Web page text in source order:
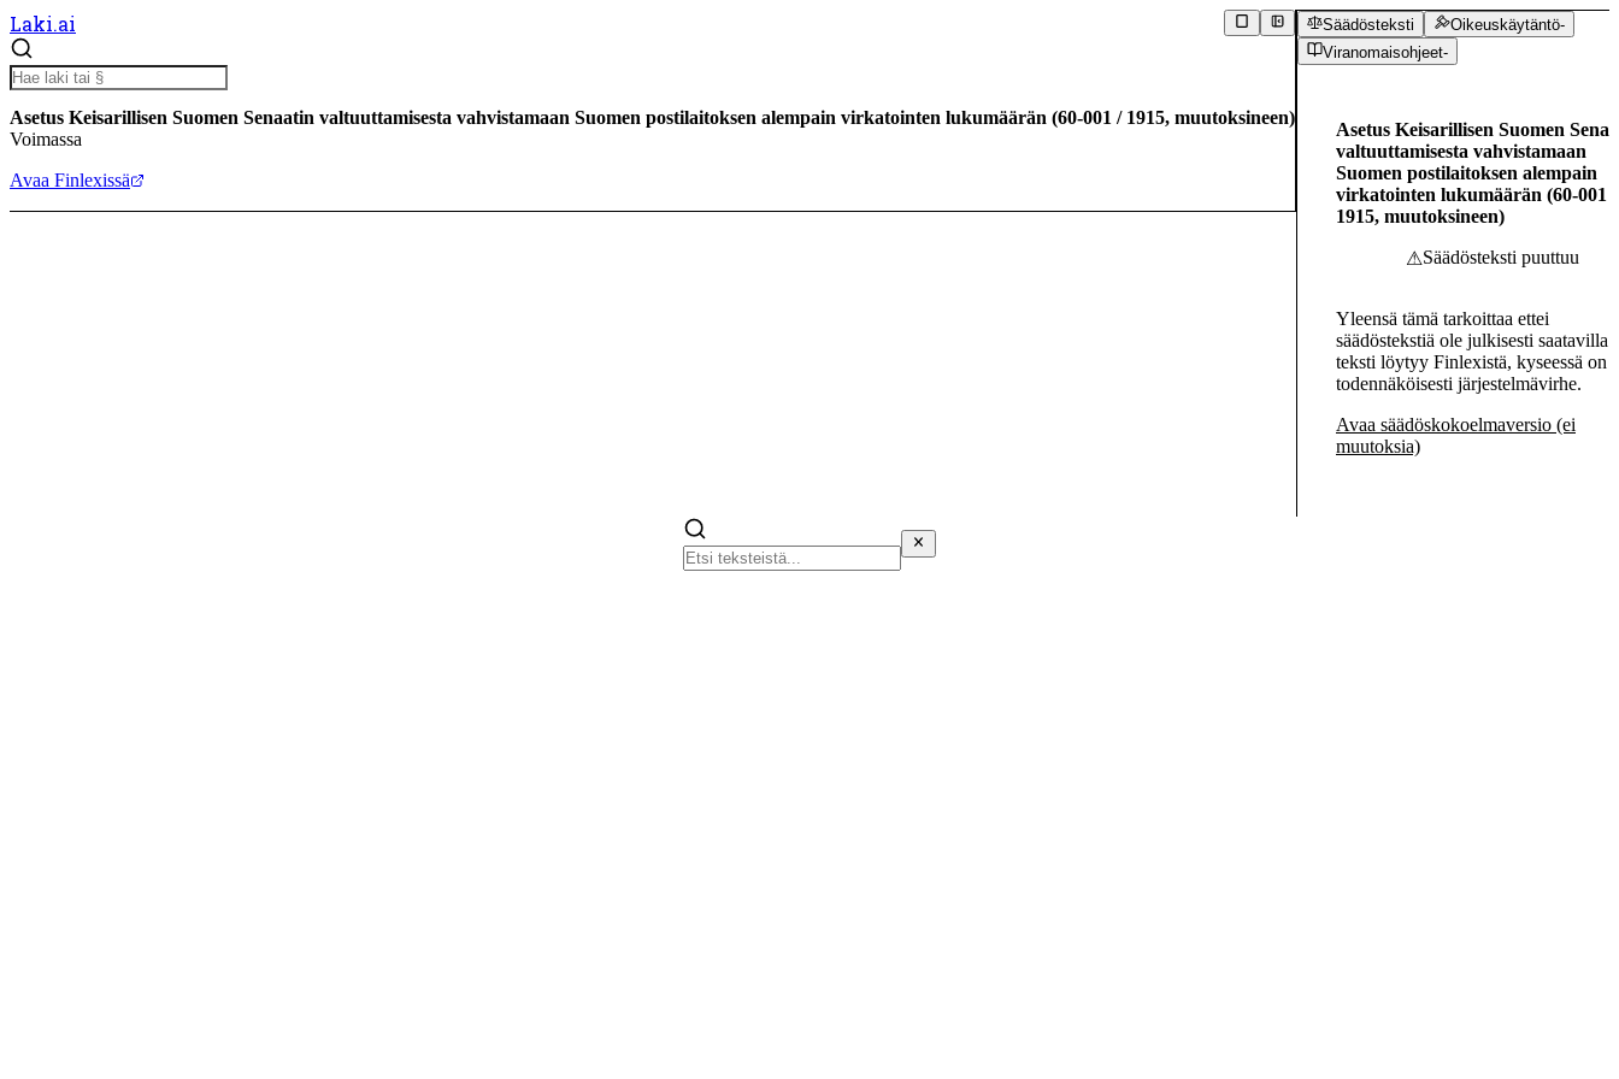
Laki.ai
Asetus Keisarillisen Suomen Senaatin valtuuttamisesta vahvistamaan Suomen postilaitoksen alempain virkatointen lukumäärän (60-001 / 1915, muutoksineen)
Voimassa
Avaa Finlexissä
Säädösteksti Oikeuskäytäntö-
Viranomaisohjeet-
Asetus Keisarillisen Suomen
valtuuttamisesta vahvistamaan
Suomen postilaitoksen alempain
virkatointen lukumäärän (60-001
1915, muutoksineen)
⚠Säädösteksti puuttuu
Yleensä tämä tarkoittaa ettei
säädöstekstiä ole julkisesti saatavilla.
teksti löytyy Finlexistä, kyseessä on
todennäköisesti järjestelmävirhe.
Avaa säädöskokoelmaversio (ei
muutoksia)